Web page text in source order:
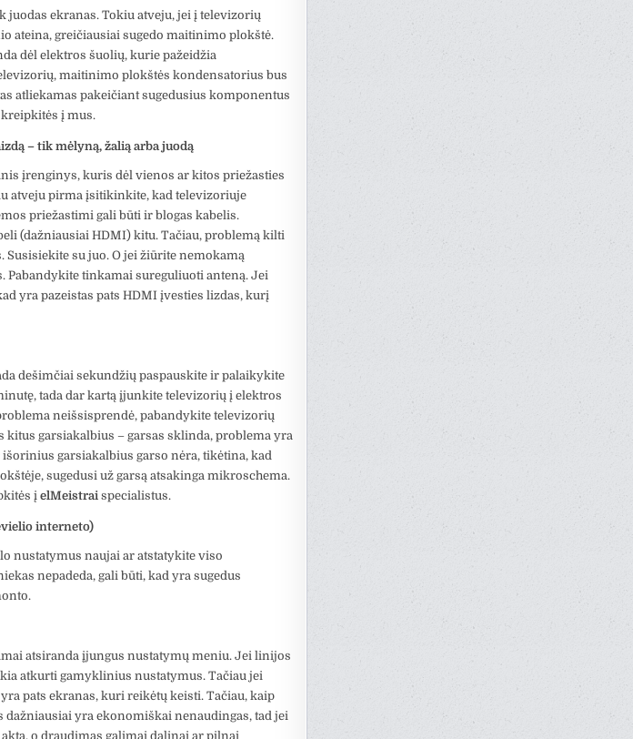
ekranas. Tokiu atveju, jei į televizorių
ateina, greičiausiai sugedo maitinimo plokštė.
dėl elektros šuolių, kurie pažeidžia
maitinimo plokštės kondensatorius bus
atliekamas pakeičiant sugedusius komponentus
į mus.
– tik mėlyną, žalią arba juodą
įrenginys, kuris dėl vienos ar kitos priežasties
atveju pirma įsitikinkite, kad televizoriuje
priežastimi gali būti ir blogas kabelis.
(dažniausiai HDMI) kitu. Tačiau, problemą kilti
Susisiekite su juo. O jei žiūrite nemokamą
Pabandykite tinkamai sureguliuoti anteną. Jei
yra pazeistas pats HDMI įvesties lizdas, kurį
dešimčiai sekundžių paspauskite ir palaikykite
tada dar kartą įjunkite televizorių į elektros
neišsisprendė, pabandykite televizorių
garsiakalbius – garsas sklinda, problema yra
garsiakalbius garso nėra, tikėtina, kad
sugedusi už garsą atsakinga mikroschema.
į elMeistraispecialistus.
interneto)
nustatymus naujai ar atstatykite viso
nepadeda, gali būti, kad yra sugedus
atsiranda įjungus nustatymų meniu. Jei linijos
atkurti gamyklinius nustatymus. Tačiau jei
pats ekranas, kuri reikėtų keisti. Tačiau, kaip
yra ekonomiškai nenaudingas, tad jei
o draudimas galimai dalinai ar pilnai